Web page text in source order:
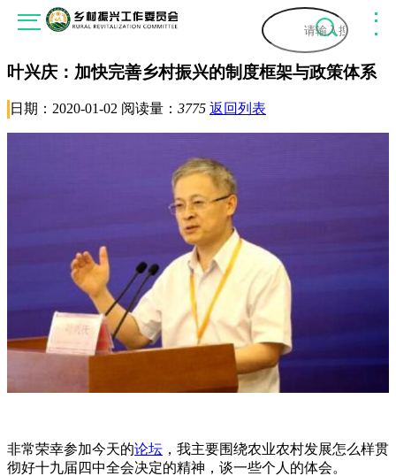
首页
关于我们
领导寄语
联系我们
组织架构
委员会动态
会员动态
乡村振兴
振兴顾问
专家视角
读懂乡村
会员服务
入会流程
入会说明
政策法规
惠农政策
组织架构
乡村振兴综合服务平台
叶兴庆：加快完善乡村振兴的制度框架与政策体系
日期：2020-01-02 阅读量： 3775 返回列表
非常荣幸参加今天的论坛 ，我主要围绕农业农村发展怎么样贯
彻好十九届四中全会决定的精神，谈一些个人的体会。